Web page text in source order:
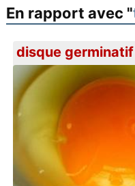
En rapport avec "
disque germinatif